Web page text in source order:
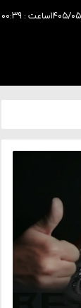
ساعت : ۰۰:۳۹